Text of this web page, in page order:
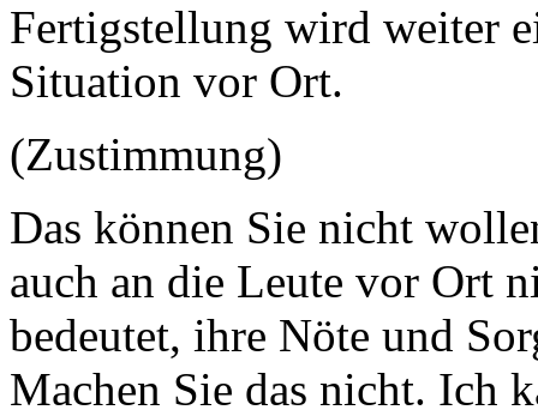
Fertigstellung wird weiter
Situation vor Ort.
(Zustimmung)
Das können Sie nicht
auch an die Leute vor Ort
bedeutet, ihre Nöte und
Machen Sie das nicht. Ich